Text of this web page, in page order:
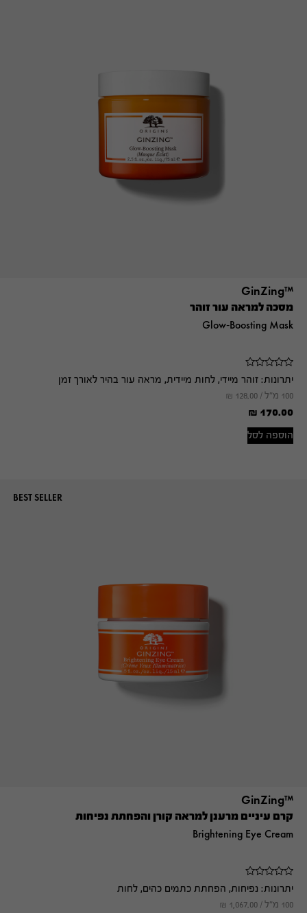
™GinZing
מסכה למראה עור זוהר
Glow-Boosting Mask
יתרונות: זוהר מיידי, לחות מיידית, מראה עור בהיר לאורך זמן
100 מ"ל / ₪ 128.00
₪ 170.00
הוספה לסל
BEST SELLER
™GinZing
קרם עיניים מרענן למראה קורן והפחתת נפיחות
Brightening Eye Cream
יתרונות: נפיחות, הפחתת כתמים כהים, לחות
100 מ"ל / ₪ 1,067.00